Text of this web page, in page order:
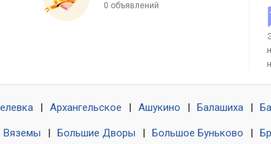
0 объявлений
Архангельское Ашукино Балашиха
Вяземы Большие Дворы Большое Буньково